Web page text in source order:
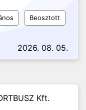
Beosztott
2026. 08. 05.
Kft.